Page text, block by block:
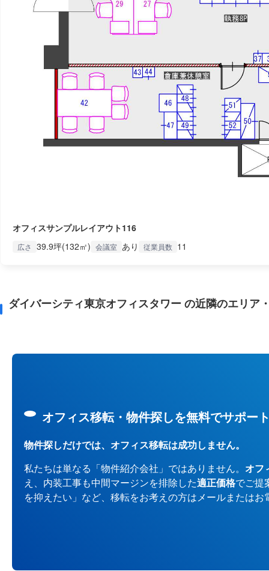
オフィスサンプルレイアウト116
広さ 39.9坪(132㎡) 会議室 あり 従業員数 11
ダイバーシティ東京オフィスタワー の近隣のエリア
オフィス移転・物件探しを無料でサポー
物件探しだけでは、オフィス移転は成功しません。
私たちは単なる「物件紹介会社」ではありません。 オフ
え、内装工事も中間マージンを排除した適正価格でご提
を抑えたい」など、移転をお考えの方はメールまたは